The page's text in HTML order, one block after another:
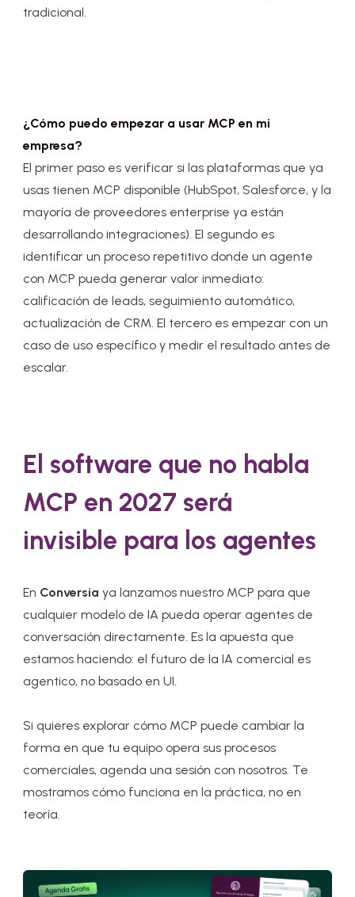
tradicional.
¿Cómo puedo empezar a usar MCP en mi
empresa?
El primer paso es verificar si las plataformas que ya
usas tienen MCP disponible (HubSpot, Salesforce, y la
mayoría de proveedores enterprise ya están
desarrollando integraciones). El segundo es
identificar un proceso repetitivo donde un agente
con MCP pueda generar valor inmediato:
calificación de leads, seguimiento automático,
actualización de CRM. El tercero es empezar con un
caso de uso específico y medir el resultado antes de
escalar.
El software que no habla
MCP en 2027 será
invisible para los agentes
En Conversiaya lanzamos nuestro MCP para que
cualquier modelo de IA pueda operar agentes de
conversación directamente. Es la apuesta que
estamos haciendo: el futuro de la IA comercial es
agentico, no basado en UI.
Si quieres explorar cómo MCP puede cambiar la
forma en que tu equipo opera sus procesos
comerciales, agenda una sesión con nosotros. Te
mostramos cómo funciona en la práctica, no en
teoría.